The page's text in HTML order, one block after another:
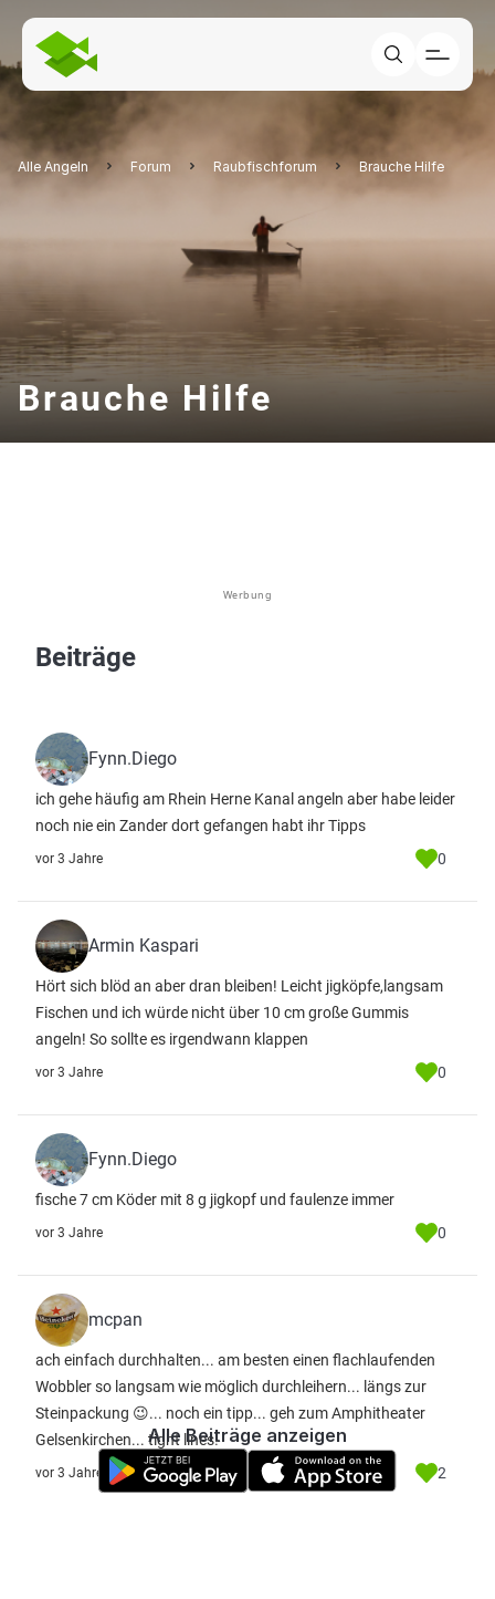
Alle Angeln Forum Raubfischforum Brauche Hilfe
Brauche Hilfe
Werbung
Beiträge
Fynn.Diego
ich gehe häufig am Rhein Herne Kanal angeln aber habe leider
noch nie ein Zander dort gefangen habt ihr Tipps
vor 3 Jahre 0
Armin Kaspari
Hört sich blöd an aber dran bleiben! Leicht jigköpfe,langsam
Fischen und ich würde nicht über 10 cm große Gummis
angeln! So sollte es irgendwann klappen
vor 3 Jahre 0
Fynn.Diego
fische 7 cm Köder mit 8 g jigkopf und faulenze immer
vor 3 Jahre 0
mcpan
ach einfach durchhalten... am besten einen flachlaufenden
Wobbler so langsam wie möglich durchleihern... längs zur
Steinpackung 😉... noch ein tipp... geh zum Amphitheater
Gelsenkirchen... tight lines!
vor 3 Jahre 2
Alle Beiträge anzeigen